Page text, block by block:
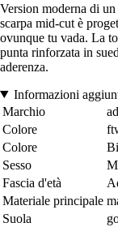
Version moderna di
scarpa mid-cut è
ovunque tu vada. La
punta rinforzata in
aderenza.
Informazioni
Marchio
Colore
Colore
Sesso
Fascia d'età
Materiale principale
Suola